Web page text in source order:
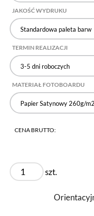
JAKOŚĆ WYDRUKU
Standardowa paleta barw
TERMIN REALIZACJI
3-5 dni roboczych
MATERIAŁ FOTOBOARDU
Papier Satynowy 260g/m2
CENA BRUTTO:
szt.